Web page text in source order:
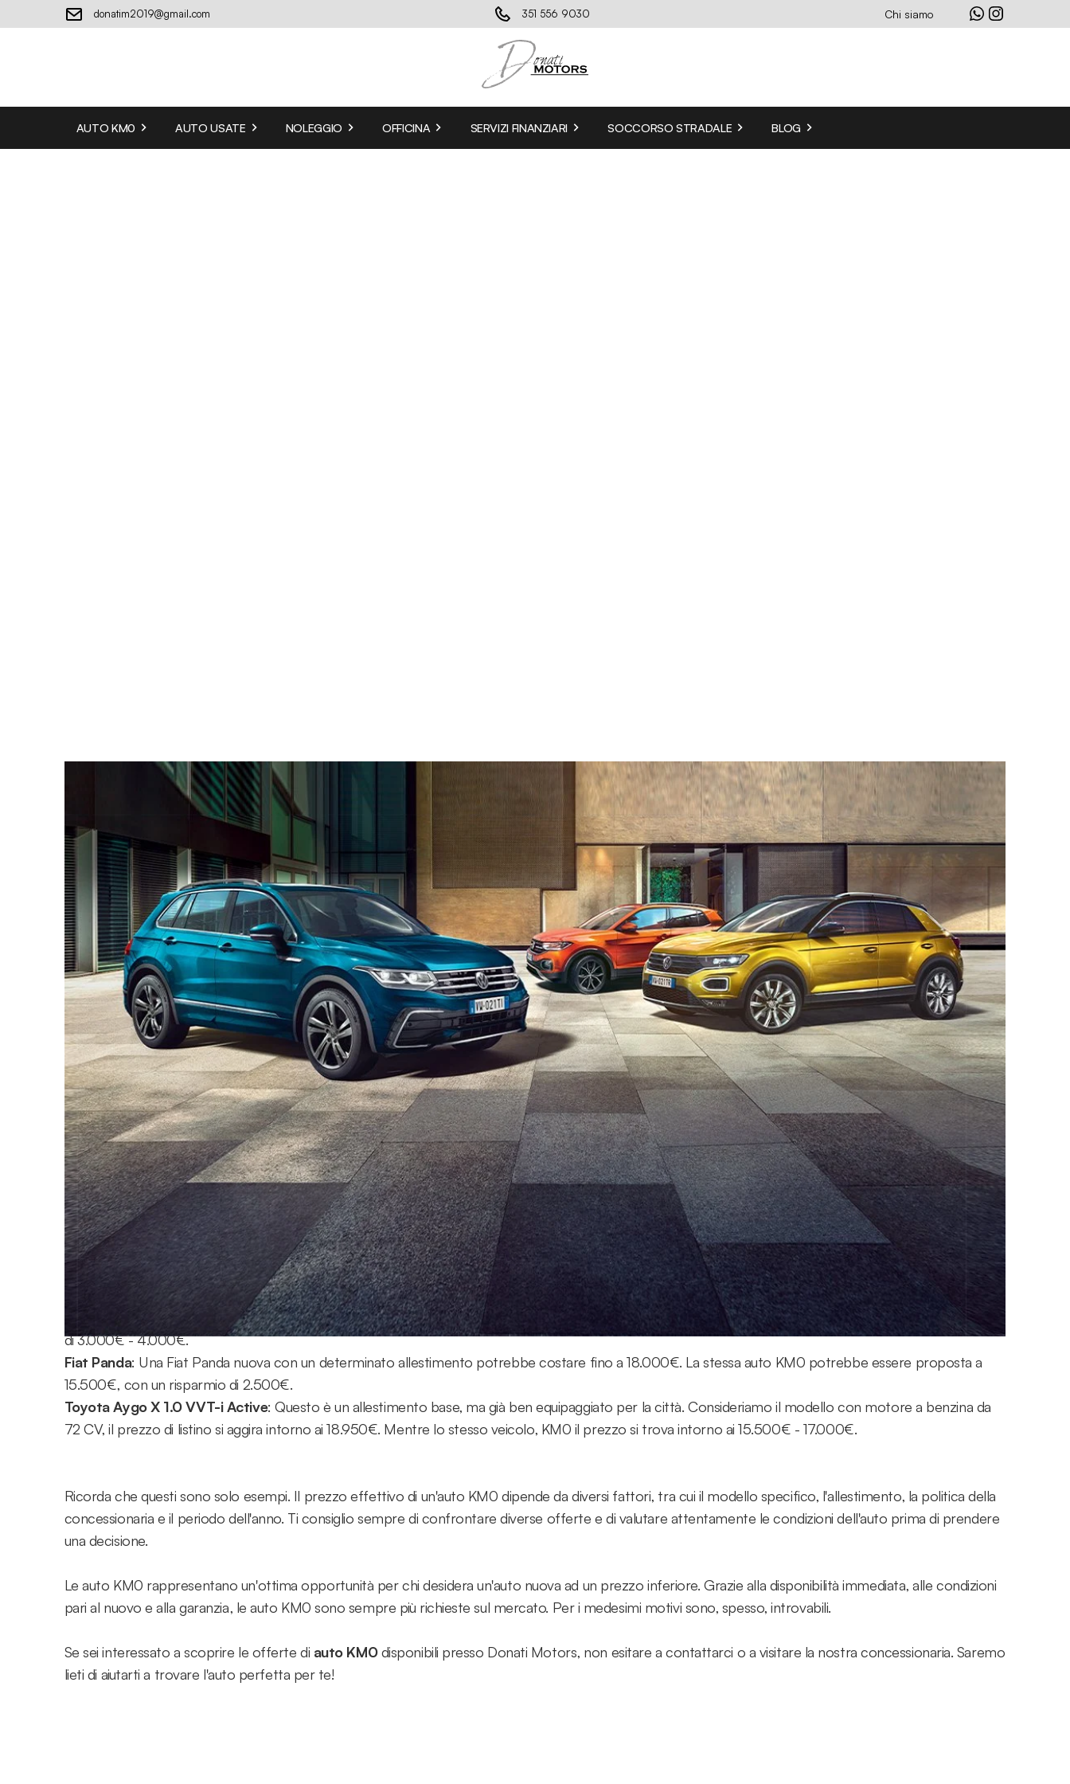
donatim2019@gmail.com 351 556 9030 Chi siamo
AUTO KM0 AUTO USATE NOLEGGIO OFFICINA SERVIZI FINANZIARI SOCCORSO STRADALE BLOG
Scopri i vantaggi delle auto KM0
Scopri i vantaggi delle auto KM0
Se stai cercando un'auto nuova, ma vuoi risparmiare o semplicemente non vuoi attendere 8-12 mesi per la consegna del veicolo, leauto KM0potrebbero
essere la soluzione ideale per te. Ma cosa sono esattamente le auto KM0? E quali vantaggi offrono?
In questo articolo di Donati Motors Tips, ti spiegheremo tutto ciò che devi sapere sulle auto KM0, fornendoti anche alcuni esempi di valutazione per aiutarti
a capire se questa opzione è adatta alle tue esigenze.
Cosa sono le auto KM0?
Le auto KM0 sono veicoli nuovi, immatricolati o non ( dipende dalla provenienza) dalla concessionaria, mai utilizzati. Possono essere state utilizzate per
brevissimi spostamenti interni o per esposizione nel salone, ma non hanno mai avuto un proprietario "ufficiale".
Vantaggi delle auto KM0
Risparmio: Il vantaggio principale delle auto KM0 è il prezzo inferiore rispetto al listino di un modello nuovo. Il risparmio può variare a seconda del modello,
dell'allestimento e della politica della concessionaria, ma in genere si aggira intorno al 10-15%.
Disponibilità immediata:A differenza delle auto nuove, che spesso richiedono tempi lunghissimi di attesa per la consegna, le auto KM0 sono generalmente
disponibili subito.
Garanzia:Pur essendo "usate", le auto KM0 godono della stessa garanzia di un'auto nuova, in quanto non hanno mai avuto un proprietario. ( 2 anni garanzia casa
madre).
Condizioni pari al nuovo:Le auto KM0 sono praticamente nuove, con zero chilometri e in perfette condizioni.
Ecco alcuni esempi di valutazione per auto KM0, con un focus su modelli popolari e il potenziale risparmio:
Volkswagen T-Roc: Un SUV molto apprezzato, con un prezzo di listino che può variare dai 25.000€ ai 35.000€ a seconda dell'allestimento. Una T-Roc
KM0, con pochi chilometri e un allestimento simile, potrebbe essere offerta a un prezzo compreso tra i 22.000€ e i 31.000€, con un risparmio potenziale
di 3.000€ - 4.000€.
Fiat Panda: Una Fiat Panda nuova con un determinato allestimento potrebbe costare fino a 18.000€. La stessa auto KM0 potrebbe essere proposta a
15.500€, con un risparmio di 2.500€.
Toyota Aygo X 1.0 VVT-i Active: Questo è un allestimento base, ma già ben equipaggiato per la città. Consideriamo il modello con motore a benzina da
72 CV, il prezzo di listino si aggira intorno ai 18.950€. Mentre lo stesso veicolo, KM0 il prezzo si trova intorno ai 15.500€ - 17.000€.
Ricorda che questi sono solo esempi. Il prezzo effettivo di un'auto KM0 dipende da diversi fattori, tra cui il modello specifico, l'allestimento, la politica della
concessionaria e il periodo dell'anno. Ti consiglio sempre di confrontare diverse offerte e di valutare attentamente le condizioni dell'auto prima di prendere
una decisione.
Le auto KM0 rappresentano un'ottima opportunità per chi desidera un'auto nuova ad un prezzo inferiore. Grazie alla disponibilità immediata, alle condizioni
pari al nuovo e alla garanzia, le auto KM0 sono sempre più richieste sul mercato. Per i medesimi motivi sono, spesso, introvabili.
Se sei interessato a scoprire le offerte di auto KM0disponibili presso Donati Motors, non esitare a contattarci o a visitare la nostra concessionaria. Saremo
lieti di aiutarti a trovare l'auto perfetta per te!